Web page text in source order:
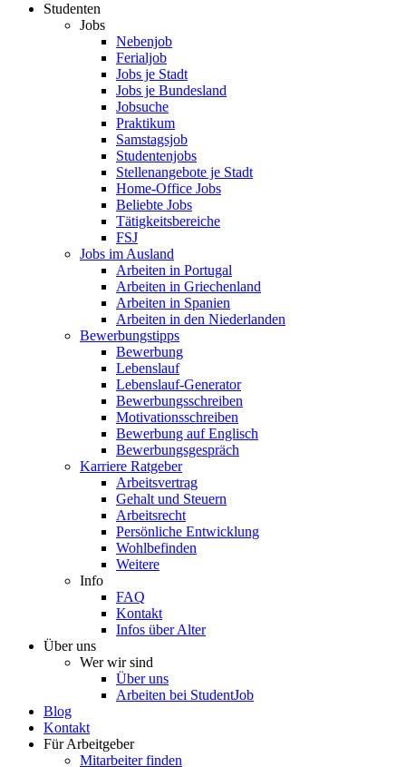
Studenten
Jobs
Nebenjob
Ferialjob
Jobs je Stadt
Jobs je Bundesland
Jobsuche
Praktikum
Samstagsjob
Studentenjobs
Stellenangebote je Stadt
Home-Office Jobs
Beliebte Jobs
Tätigkeitsbereiche
FSJ
Jobs im Ausland
Arbeiten in Portugal
Arbeiten in Griechenland
Arbeiten in Spanien
Arbeiten in den Niederlanden
Bewerbungstipps
Bewerbung
Lebenslauf
Lebenslauf-Generator
Bewerbungsschreiben
Motivationsschreiben
Bewerbung auf Englisch
Bewerbungsgespräch
Karriere Ratgeber
Arbeitsvertrag
Gehalt und Steuern
Arbeitsrecht
Persönliche Entwicklung
Wohlbefinden
Weitere
Info
FAQ
Kontakt
Infos über Alter
Über uns
Wer wir sind
Über uns
Arbeiten bei StudentJob
Blog
Kontakt
Für Arbeitgeber
Mitarbeiter finden